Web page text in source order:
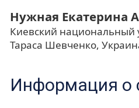
Нужная Екатерина
Киевский национальный
Тараса Шевченко,
Информация о